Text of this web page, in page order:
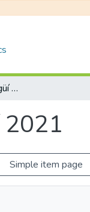
Historia de mi barrio Itagüí 2021
Simple item page